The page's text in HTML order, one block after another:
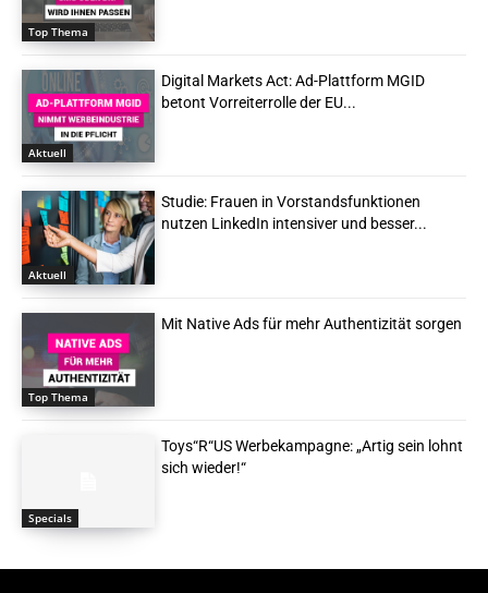
Top Thema
Aktuell
Digital Markets Act: Ad-Plattform MGID
betont Vorreiterrolle der EU...
Aktuell
Studie: Frauen in Vorstandsfunktionen
nutzen LinkedIn intensiver und besser...
Top Thema
Mit Native Ads für mehr Authentizität sorgen
Specials
Toys“R“US Werbekampagne: „Artig sein lohnt
sich wieder!“